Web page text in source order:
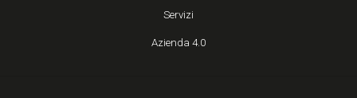
Servizi
Azienda 4.0